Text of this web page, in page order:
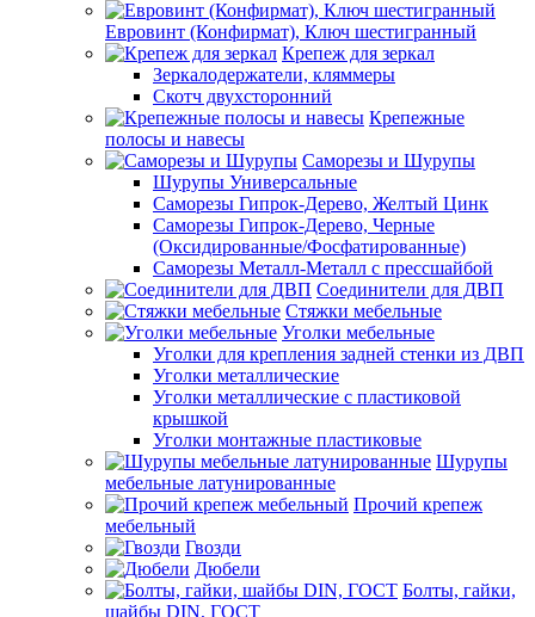
Евровинт (Конфирмат), Ключ шестигранный
Крепеж для зеркал
Зеркалодержатели, кляммеры
Скотч двухсторонний
Крепежные
полосы и навесы
Саморезы и Шурупы
Шурупы Универсальные
Саморезы Гипрок-Дерево, Желтый Цинк
Саморезы Гипрок-Дерево, Черные
(Оксидированные/Фосфатированные)
Саморезы Металл-Металл с прессшайбой
Соединители для ДВП
Стяжки мебельные
Уголки мебельные
Уголки для крепления задней стенки из ДВП
Уголки металлические
Уголки металлические с пластиковой
крышкой
Уголки монтажные пластиковые
Шурупы
мебельные латунированные
Прочий крепеж
мебельный
Гвозди
Дюбели
Болты, гайки,
шайбы DIN, ГОСТ